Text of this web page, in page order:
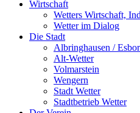
Wirtschaft
Wetters Wirtschaft,
Wetter im Dialog
Die Stadt
Albringhausen /
Alt-Wetter​
Volmarstein
Wengern
Stadt Wetter
Stadtbetrieb Wetter